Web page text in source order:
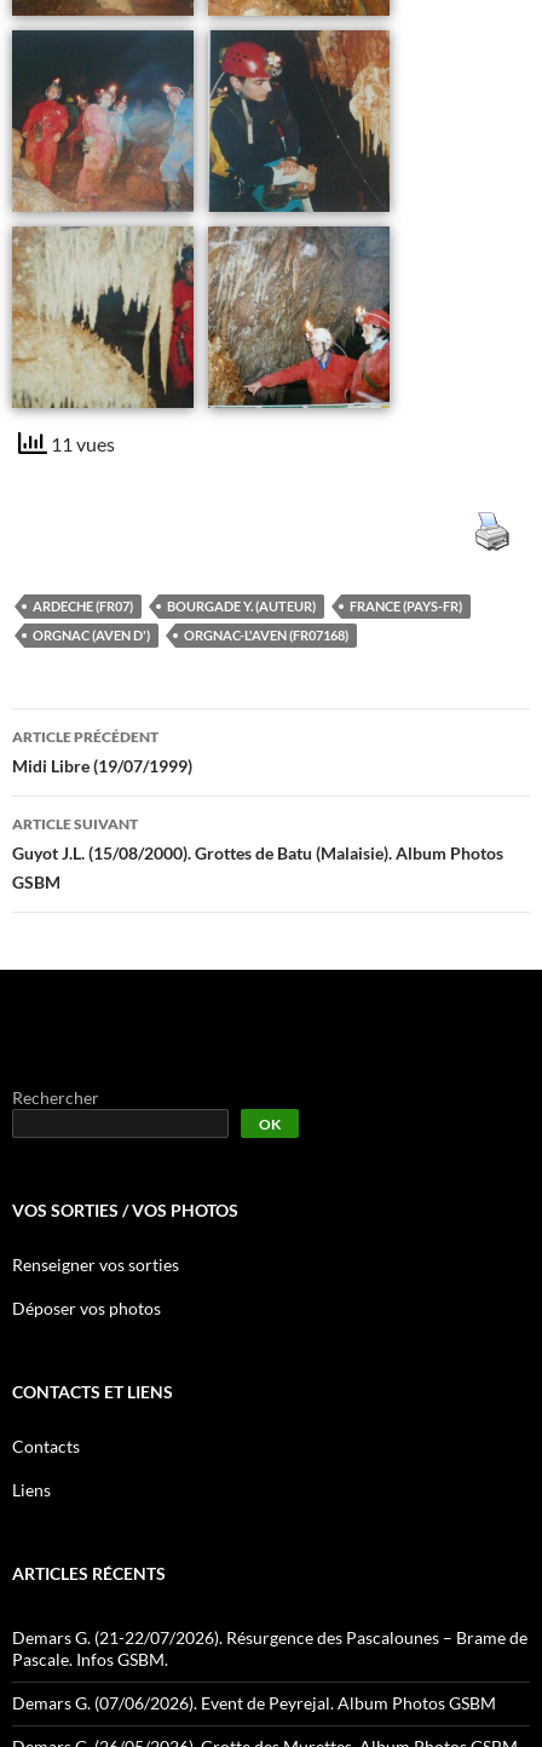
11 vues
ARDECHE (FR07) BOURGADE Y. (AUTEUR)
FRANCE (PAYS-FR)
ORGNAC (AVEN D')
ORGNAC-L'AVEN (FR07168)
Navigation
des
articles
ARTICLE PRÉCÉDENT
Midi Libre (19/07/1999)
ARTICLE SUIVANT
Guyot J.L. (15/08/2000). Grottes de Batu (Malaisie). Album Photos
GSBM
Rechercher
OK
VOS SORTIES / VOS PHOTOS
Renseigner vos sorties
Déposer vos photos
CONTACTS ET LIENS
Contacts
Liens
ARTICLES RÉCENTS
Demars G. (21-22/07/2026). Résurgence des Pascalounes – Brame de
Pascale. Infos GSBM.
Demars G. (07/06/2026). Event de Peyrejal. Album Photos GSBM